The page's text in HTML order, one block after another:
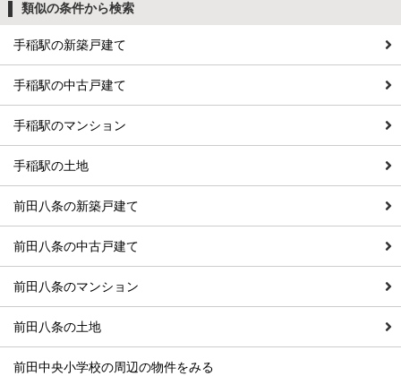
類似の条件から検索
手稲駅の新築戸建て
手稲駅の中古戸建て
手稲駅のマンション
手稲駅の土地
前田八条の新築戸建て
前田八条の中古戸建て
前田八条のマンション
前田八条の土地
前田中央小学校の周辺の物件をみる